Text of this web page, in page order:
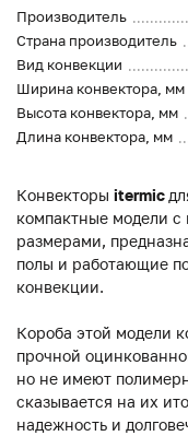
Производитель
Страна производитель
Вид конвекции
Ширина конвектора, мм
Высота конвектора, мм
Длина конвектора, мм
Конвекторы itermic
компактные модели
размерами,
полы и работающие
конвекции.
Короба этой модели
прочной
но не имеют
сказывается на их
надежность и